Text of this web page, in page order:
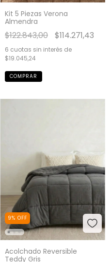
Kit 5 Piezas Verona
Almendra
$122.843,00 $114.271,43
6 cuotas sin interés de
$19.045,24
COMPRAR
9% OFF
Acolchado Reversible
Teddy Gris